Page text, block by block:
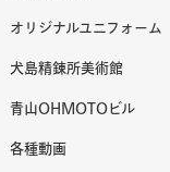
オリジナルユニフォーム
犬島精錬所美術館
青山OHMOTOビル
各種動画